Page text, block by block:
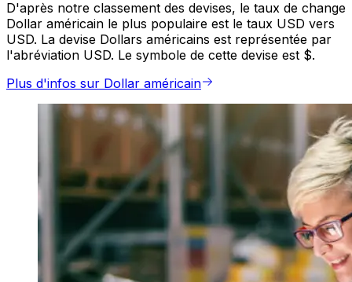
D'après notre classement des devises, le taux de change
Dollar américain le plus populaire est le taux USD vers
USD. La devise Dollars américains est représentée par
l'abréviation USD. Le symbole de cette devise est $.
Plus d'infos sur Dollar américain